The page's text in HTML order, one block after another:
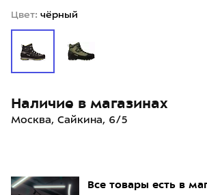
Все товары есть в
Цвет: чёрный
Наличие в магазинах
Москва, Сайкина, 6/5